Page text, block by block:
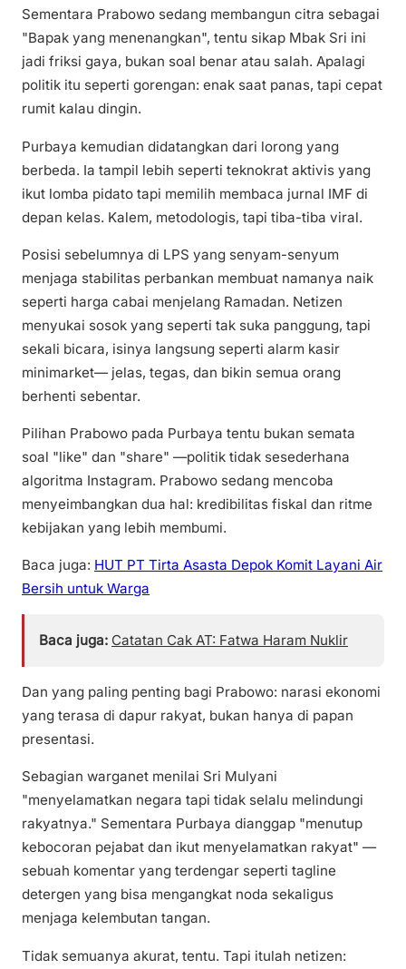
Sementara Prabowo sedang membangun citra sebagai
"Bapak yang menenangkan", tentu sikap Mbak Sri ini
jadi friksi gaya, bukan soal benar atau salah. Apalagi
politik itu seperti gorengan: enak saat panas, tapi cepat
rumit kalau dingin.
Purbaya kemudian didatangkan dari lorong yang
berbeda. Ia tampil lebih seperti teknokrat aktivis yang
ikut lomba pidato tapi memilih membaca jurnal IMF di
depan kelas. Kalem, metodologis, tapi tiba-tiba viral.
Posisi sebelumnya di LPS yang senyam-senyum
menjaga stabilitas perbankan membuat namanya naik
seperti harga cabai menjelang Ramadan. Netizen
menyukai sosok yang seperti tak suka panggung, tapi
sekali bicara, isinya langsung seperti alarm kasir
minimarket— jelas, tegas, dan bikin semua orang
berhenti sebentar.
Pilihan Prabowo pada Purbaya tentu bukan semata
soal "like" dan "share" —politik tidak sesederhana
algoritma Instagram. Prabowo sedang mencoba
menyeimbangkan dua hal: kredibilitas fiskal dan ritme
kebijakan yang lebih membumi.
Baca juga: HUT PT Tirta Asasta Depok Komit Layani Air
Bersih untuk Warga
Baca juga: Catatan Cak AT: Fatwa Haram Nuklir
Dan yang paling penting bagi Prabowo: narasi ekonomi
yang terasa di dapur rakyat, bukan hanya di papan
presentasi.
Sebagian warganet menilai Sri Mulyani
"menyelamatkan negara tapi tidak selalu melindungi
rakyatnya." Sementara Purbaya dianggap "menutup
kebocoran pejabat dan ikut menyelamatkan rakyat" —
sebuah komentar yang terdengar seperti tagline
detergen yang bisa mengangkat noda sekaligus
menjaga kelembutan tangan.
Tidak semuanya akurat, tentu. Tapi itulah netizen: